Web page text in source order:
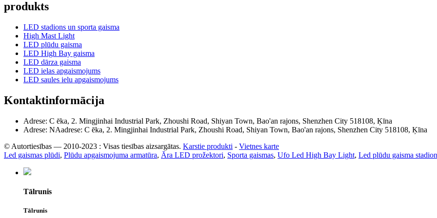
produkts
LED stadions un sporta gaisma
High Mast Light
LED plūdu gaisma
LED High Bay gaisma
LED dārza gaisma
LED ielas apgaismojums
LED saules ielu apgaismojums
Kontaktinformācija
Adrese: C ēka, 2. Mingjinhai Industrial Park, Zhoushi Road, Shiyan Town, Bao'an rajons, Shenzhen City 518108, Ķīna
Adrese: NAadrese: C ēka, 2. Mingjinhai Industrial Park, Zhoushi Road, Shiyan Town, Bao'an rajons, Shenzhen City 518108, Ķīna
© Autortiesības — 2010-2023 : Visas tiesības aizsargātas. Karstie produkti - Vietnes karte
Led gaismas plūdi, Plūdu apgaismojuma armatūra, Āra LED prožektori, Sporta gaismas, Ufo Led High Bay Light, Led plūdu gaisma
Tālrunis
Tālrunis